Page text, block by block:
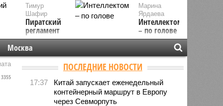
Марина
Ярдаева
Интеллектом
– по голове
Тимур
Шафир
Пиратский
регламент
Москва
3355
ПОСЛЕДНИЕ НОВОСТИ
17:37
Китай запускает еженедельный
контейнерный маршрут в Европу
через Севморпуть